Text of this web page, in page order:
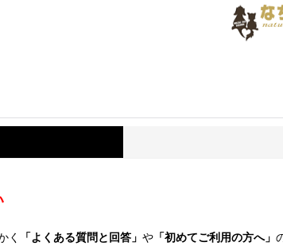
く 「よくある質問と回答」 や 「初めてご利用の方へ」